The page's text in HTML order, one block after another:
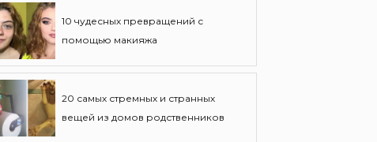
10 чудесных превращений с
помощью макияжа
20 самых стремных и странных
вещей из домов родственников